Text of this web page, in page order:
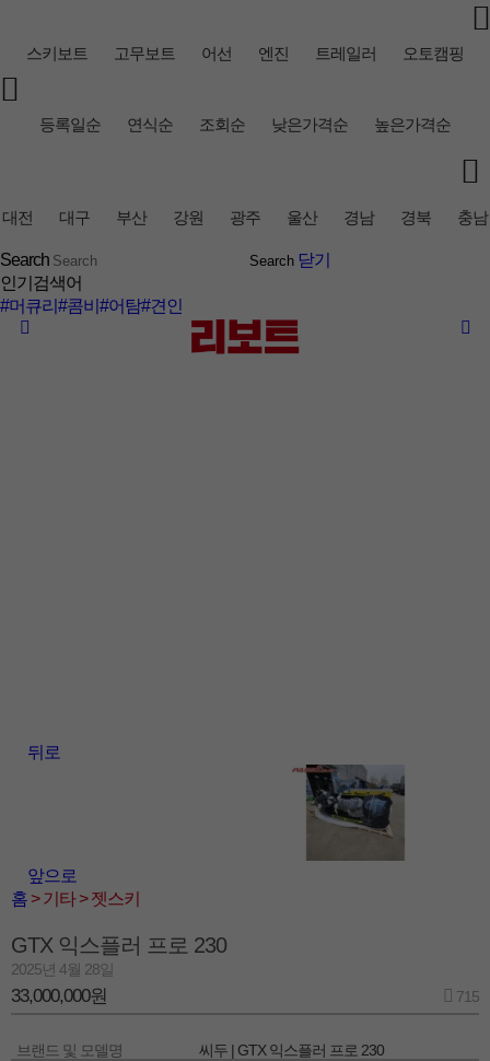
스키보트 고무보트 어선 엔진 트레일러 오토캠핑
등록일순 연식순 조회순 낮은가격순 높은가격순
대전 대구 부산 강원 광주 울산 경남 경북 충남
Search
닫기
인기검색어
#머큐리 #콤비 #어탐#견인
뒤로
앞으로
홈 > 기타> 젯스키
GTX 익스플러 프로 230
2025년 4월 28일
33,000,000원 715
브랜드 및 모델명
씨두 | GTX 익스플러 프로 230